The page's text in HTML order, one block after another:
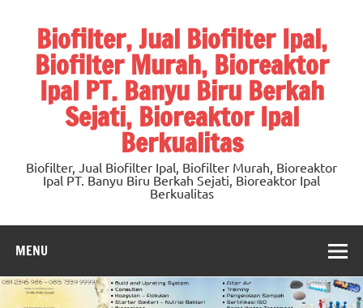
contentBiofilter, Jual Biofilter Ipal,
Biofilter Murah, Bioreaktor
Ipal PT. Banyu Biru Berkah
Sejati, Bioreaktor Ipal
Berkualitas
Biofilter, Jual Biofilter Ipal, Biofilter Murah, Bioreaktor
Ipal PT. Banyu Biru Berkah Sejati, Bioreaktor Ipal
Berkualitas
MENU